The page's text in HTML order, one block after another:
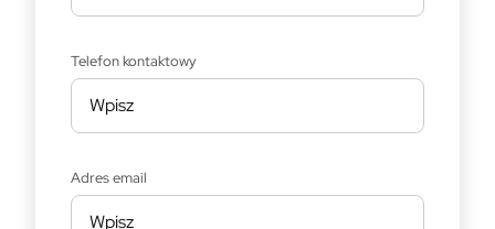
Telefon kontaktowy
Adres email